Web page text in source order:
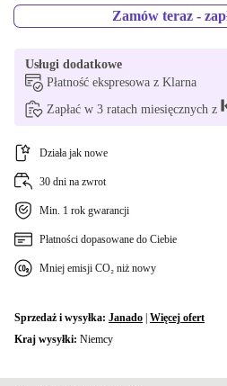
Zamów teraz -
Usługi dodatkowe
Płatność ekspresowa z Klarna
Zapłać w 3 ratach miesięcznych z
Działa jak nowe
30 dni na zwrot
Min. 1 rok gwarancji
Płatności dopasowane do Ciebie
Mniej emisji CO₂ niż nowy
Sprzedaż i wysyłka: Janado Więcej ofert
Kraj wysyłki: Niemcy